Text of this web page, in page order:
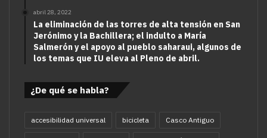
abril 28, 2022
La eliminación de las torres de alta tensión en San
Jerónimo y la Bachillera; el indulto a María
Salmerón y el apoyo al pueblo saharaui, algunos de
los temas que IU eleva al Pleno de abril.
¿De qué se habla?
accesibilidad universal bicicleta Casco Antiguo